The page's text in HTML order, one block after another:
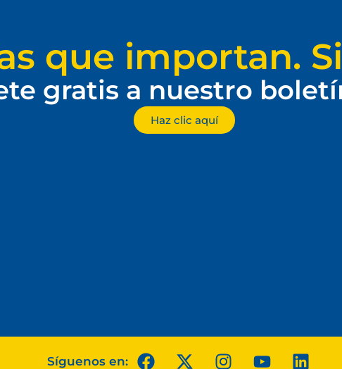
que importan.
gratis a nuestro
Haz clic aquí
Síguenos en: